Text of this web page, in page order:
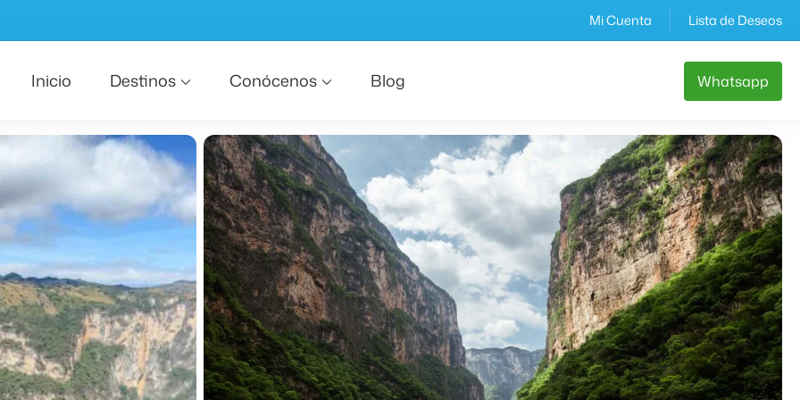
Mi Cuenta Lista de Deseos
Inicio Destinos Conócenos Blog Whatsapp